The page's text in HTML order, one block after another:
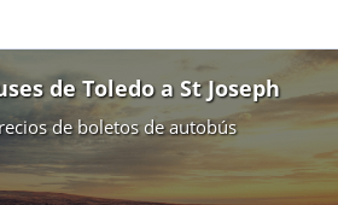
de Toledo a St Joseph
de boletos de autobús